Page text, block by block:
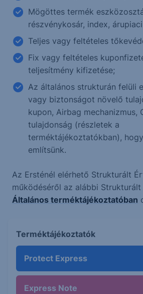
Mögöttes termék
részvénykosár, index,
Teljes vagy feltételes
Fix vagy feltételes
teljesítmény kifizetése;
Az általános strukturán felüli
vagy biztonságot növelő
kupon, Airbag mechanizmus,
tulajdonság (részletek a
terméktájékoztatókban),
említsünk.
Az Ersténél elérhető Strukturált
működéséről az alábbi
Általános terméktájékoztatóban
Terméktájékoztatók
Protect Express
Express Note